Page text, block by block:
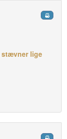
stævner lige